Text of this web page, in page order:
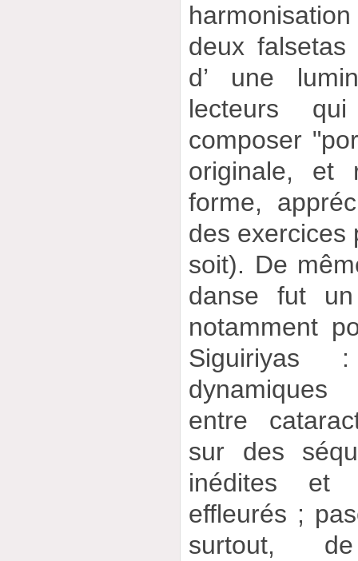
deux
d’ une
lecteurs
composer
originale, et
forme,
des exercices
soit). De
danse fut
notamment
Siguiriyas
entre
sur des
inédites et
effleurés ;
surtout,